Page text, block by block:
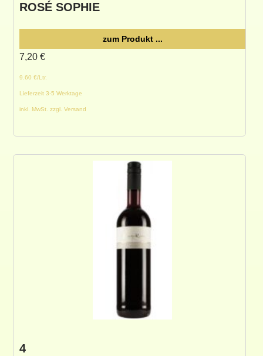
ROSÉ SOPHIE
9.60 €/Ltr.
Lieferzeit 3-5 Werktage
inkl. MwSt. zzgl. Versand
7,20 €
zum Produkt ...
4